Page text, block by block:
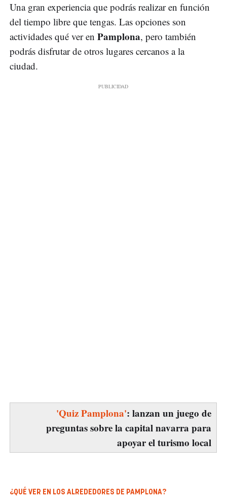
Una gran experiencia que podrás realizar en función
del tiempo libre que tengas. Las opciones son
actividades qué ver en Pamplona, pero también
podrás disfrutar de otros lugares cercanos a la
ciudad.
'Quiz Pamplona': lanzan un juego de
preguntas sobre la capital navarra para
apoyar el turismo local
¿QUÉ VER EN LOS ALREDEDORES DE PAMPLONA?